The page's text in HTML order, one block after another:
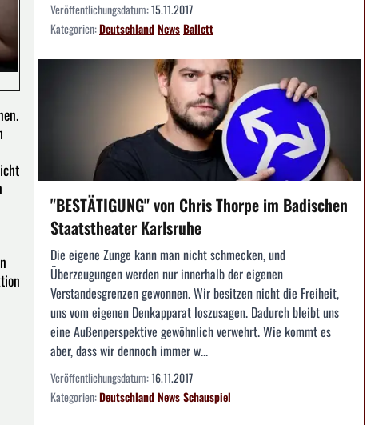
Veröffentlichungsdatum:15.11.2017
Kategorien:DeutschlandNewsBallett
"BESTÄTIGUNG" von Chris Thorpe im Badischen
Staatstheater Karlsruhe
Die eigene Zunge kann man nicht schmecken, und
Überzeugungen werden nur innerhalb der eigenen
Verstandesgrenzen gewonnen. Wir besitzen nicht die Freiheit,
uns vom eigenen Denkapparat loszusagen. Dadurch bleibt uns
eine Außenperspektive gewöhnlich verwehrt. Wie kommt es
aber, dass wir dennoch immer w...
Veröffentlichungsdatum:16.11.2017
Kategorien:DeutschlandNewsSchauspiel